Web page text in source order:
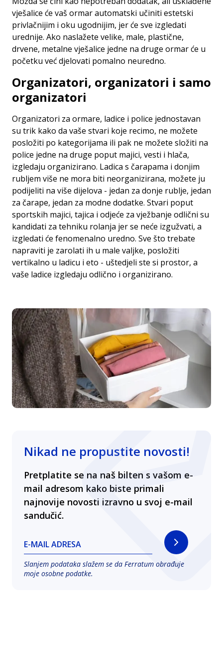
vješalice će vaš ormar automatski učiniti estetski
privlačnijim i oku ugodnijim, jer će sve izgledati
urednije. Ako naslažete velike, male, plastične,
drvene, metalne vješalice jedne na druge ormar će u
početku već djelovati pomalno neuredno.
Organizatori, organizatori i samo
organizatori
Organizatori za ormare, ladice i police jednostavan
su trik kako da vaše stvari koje recimo, ne možete
posložiti po kategorijama ili pak ne možete složiti na
police jedne na druge poput majici, vesti i hlača,
izgledaju organizirano. Ladica s čarapama i donjim
rubljem više ne mora biti neorganizirana, možete ju
podijeliti na više dijelova - jedan za donje rublje, jedan
za čarape, jedan za modne dodatke. Stvari poput
sportskih majici, tajica i odjeće za vježbanje odlični su
kandidati za tehniku rolanja jer se neće izgužvati, a
izgledati će fenomenalno uredno. Sve što trebate
napraviti je zarolati ih u male valjke, posložiti
vertikalno u ladicu i eto - uštedjeli ste si prostor, a
vaše ladice izgledaju odlično i organizirano.
Nikad ne propustite novosti!
Pretplatite se na naš bilten s vašom e-
mail adresom kako biste primali
najnovije novosti izravno u svoj e-mail
sandučić.
E-MAIL ADRESA
Slanjem podataka slažem se da Ferratum obrađuje
moje osobne podatke.